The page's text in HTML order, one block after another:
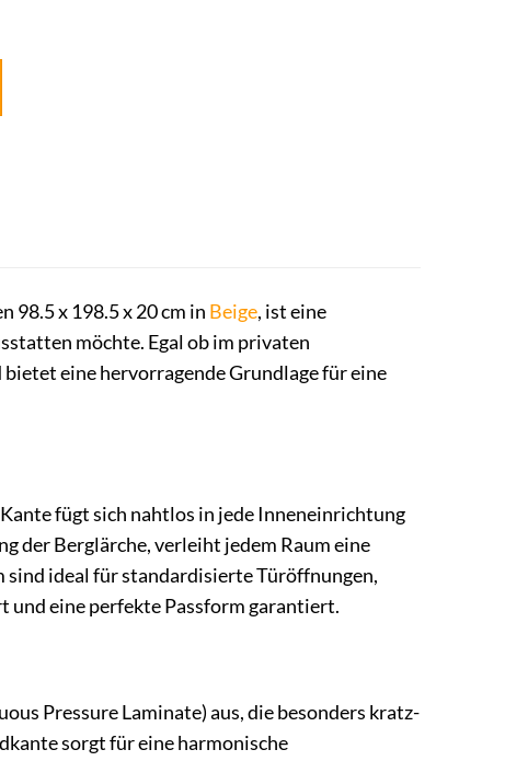
98.5 x 198.5 x 20 cm in Beige, ist eine
möchte. Egal ob im privaten
eine hervorragende Grundlage für eine
fügt sich nahtlos in jede Inneneinrichtung
der Berglärche, verleiht jedem Raum eine
sind ideal für standardisierte Türöffnungen,
und eine perfekte Passform garantiert.
Pressure Laminate) aus, die besonders kratz-
sorgt für eine harmonische